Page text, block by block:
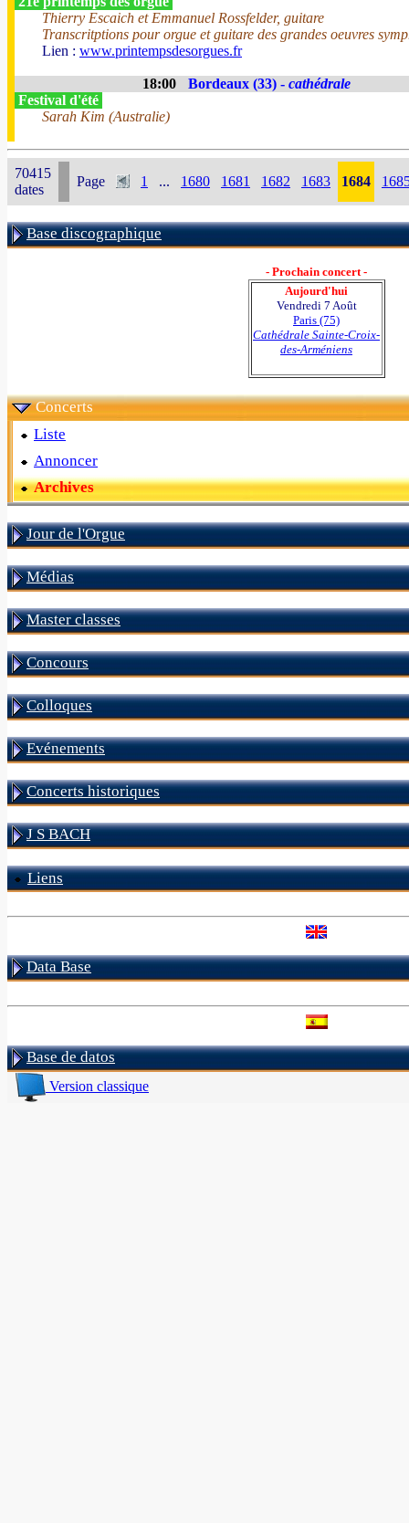
Thierry Escaich et Emmanuel Rossfelder, guitare
Transcritptions pour orgue et guitare des grandes oeuvres
Lien : www.printempsdesorgues.fr
18:00 Bordeaux (33) - cathédrale
Festival d'été
Sarah Kim (Australie)
70415
dates
Page 1 ... 1680 1681 1682 1683 1684
Base discographique
- Prochain concert -
Aujourd'hui
Vendredi 7 Août
Paris (75)
Cathédrale Sainte-Croix-
des-Arméniens
Concerts
Liste
Annoncer
Archives
Jour de l'Orgue
Médias
Master classes
Concours
Colloques
Evénements
Concerts historiques
J S BACH
Liens
Data Base
Base de datos
Version classique